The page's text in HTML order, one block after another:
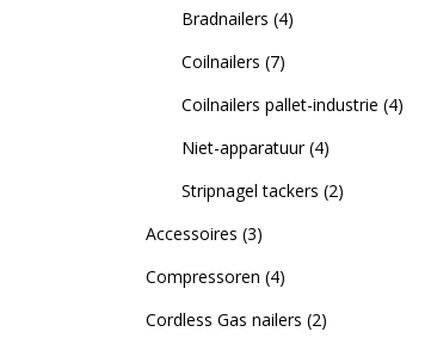
Bradnailers (4)
Coilnailers (7)
Coilnailers pallet-industrie (4)
Niet-apparatuur (4)
Stripnagel tackers (2)
Accessoires (3)
Compressoren (4)
Cordless Gas nailers (2)